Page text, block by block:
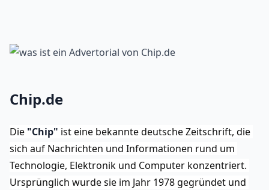
Chip.de
Die "Chip" ist eine bekannte deutsche Zeitschrift, die
sich auf Nachrichten und Informationen rund um
Technologie, Elektronik und Computer konzentriert.
Ursprünglich wurde sie im Jahr 1978 gegründet und